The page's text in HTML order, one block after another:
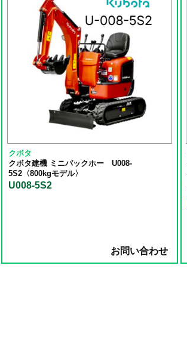
クボタ
クボタ建機 ミニバックホー U008-
5S2〈800kgモデル〉
U008-5S2
お問い合わせ